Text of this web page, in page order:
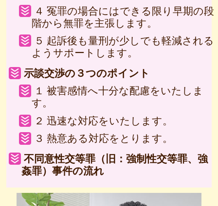
４ 冤罪の場合にはできる限り早期の段
階から無罪を主張します。
５ 起訴後も量刑が少しでも軽減される
ようサポートします。
示談交渉の３つのポイント
１ 被害感情へ十分な配慮をいたしま
す。
２ 迅速な対応をいたします。
３ 熱意ある対応をとります。
不同意性交等罪（旧：強制性交等罪、強
姦罪）事件の流れ